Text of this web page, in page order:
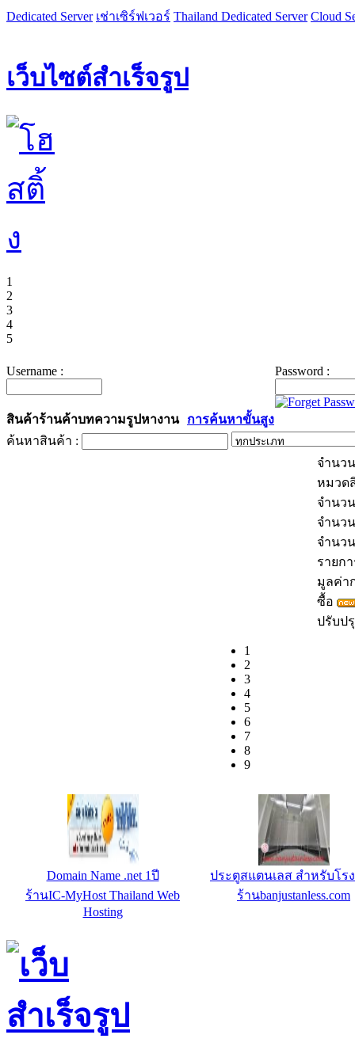
Dedicated Server เช่าเซิร์ฟเวอร์ Thailand Dedicated Server Cloud
เว็บไซต์สำเร็จรูป
1
2
3
4
5
Username : Password :
สินค้าร้านค้าบทความรูปหางาน
การค้นหาขั้นสูง
ค้นหาสินค้า :
จำนว
หมวด
จำนว
จำนว
จำนวน
รายก
มูลค่า
ซื้อ
ปรับป
1
2
3
4
5
6
7
8
9
Domain Name .net 1ปี
ร้านIC-MyHost Thailand Web
Hosting
ประตูสแตนเลส สำหรับโร
ร้านbanjustanless.com